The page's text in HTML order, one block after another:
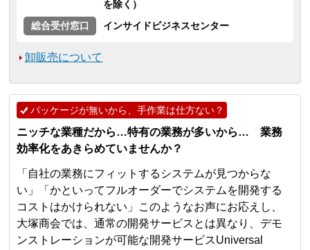
を除く）
総合受付窓口
インサイドビジネスセンター
卸販売について
パッケージが無いから、手作業は仕方ない？
ニッチな業種だから…特有の業務が多いから… 業務
効率化をあきらめていませんか？
「自社の業務にフィットするシステムが見つからな
い」「かといってフルオーダーでシステムを開発する
コストはかけられない」このようなお声にお応えし、
大塚商会では、通常の開発サービスとは異なり、デモ
ンストレーションが可能な開発サービスUniversal